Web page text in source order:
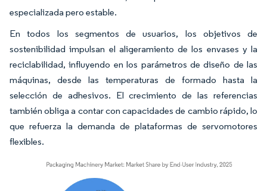
especializada pero estable.
En todos los segmentos de usuarios, los objetivos de
sostenibilidad impulsan el aligeramiento de los envases y la
reciclabilidad, influyendo en los parámetros de diseño de las
máquinas, desde las temperaturas de formado hasta la
selección de adhesivos. El crecimiento de las referencias
también obliga a contar con capacidades de cambio rápido, lo
que refuerza la demanda de plataformas de servomotores
flexibles.